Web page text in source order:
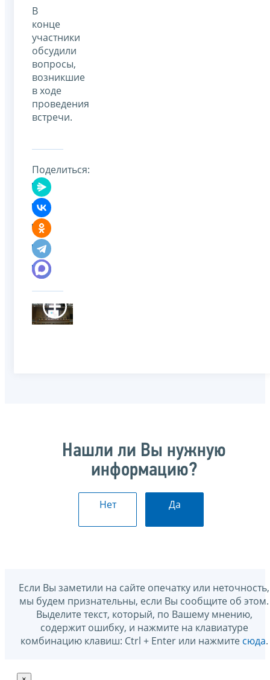
В
конце
участники
обсудили
вопросы,
возникшие
в ходе
проведения
встречи.
Поделиться:
Нашли ли Вы нужную
информацию?
Нет Да
Если Вы заметили на сайте опечатку или неточность,
мы будем признательны, если Вы сообщите об этом.
Выделите текст, который, по Вашему мнению,
содержит ошибку, и нажмите на клавиатуре
комбинацию клавиш: Ctrl + Enter или нажмите сюда.